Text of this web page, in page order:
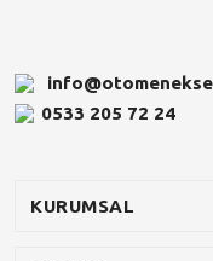
0533 205 72 24
KURUMSAL